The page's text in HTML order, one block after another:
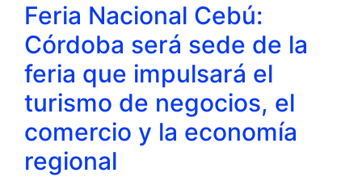
Feria Nacional Cebú:
Córdoba será sede de la
feria que impulsará el
turismo de negocios, el
comercio y la economía
regional